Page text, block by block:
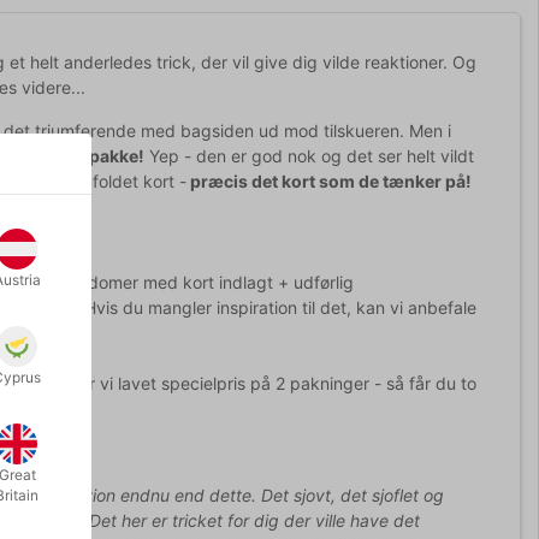
helt anderledes trick, der vil give dig vilde reaktioner. Og
videre...
triumferende med bagsiden ud mod tilskueren. Men i
komdompakke! Yep - den er god nok og det ser helt vildt
et sammenfoldet kort - præcis det kort som de tænker på!
og 12 kondomer med kort indlagt + udførlig
et kort. Hvis du mangler inspiration til det, kan vi anbefale
har vi lavet specielpris på 2 pakninger - så får du to
reaktion endnu end dette. Det sjovt, det sjoflet og
af grin. Det her er tricket for dig der ville have det
Great